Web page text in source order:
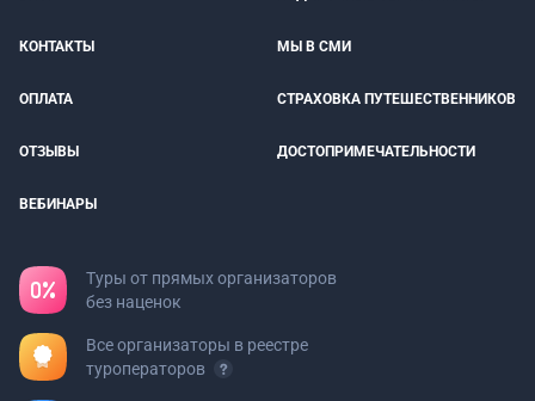
КОНТАКТЫ МЫ В СМИ
ОПЛАТА СТРАХОВКА ПУТЕШЕСТВЕННИКОВ
ОТЗЫВЫ ДОСТОПРИМЕЧАТЕЛЬНОСТИ
ВЕБИНАРЫ
Туры от прямых организаторов
без наценок
Все организаторы в реестре
туроператоров